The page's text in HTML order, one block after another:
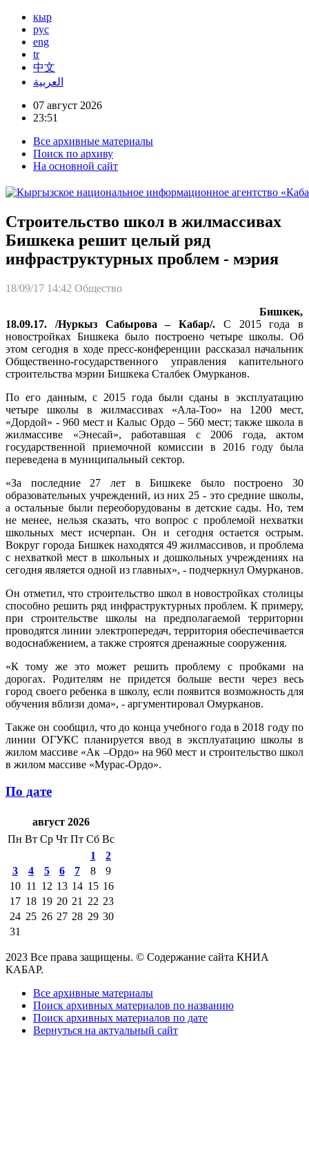
кыр
рус
eng
tr
中文
العربية
07 август 2026
23:51
Все архивные материалы
Поиск по архиву
На основной сайт
Строительство школ в жилмассивах
Бишкека решит целый ряд
инфраструктурных проблем - мэрия
18/09/17 14:42 Общество
Бишкек,
18.09.17. /Нуркыз Сабырова – Кабар/. C 2015 года в
новостройках Бишкека было построено четыре школы. Об
этом сегодня в ходе пресс-конференции рассказал начальник
Общественно-государственного управления капительного
строительства мэрии Бишкека Сталбек Омурканов.
По его данным, с 2015 года были сданы в эксплуатацию
четыре школы в жилмассивах «Ала-Тоо» на 1200 мест,
«Дордой» - 960 мест и Калыс Ордо – 560 мест; также школа в
жилмассиве «Энесай», работавшая с 2006 года, актом
государственной приемочной комиссии в 2016 году была
переведена в муниципальный сектор.
«За последние 27 лет в Бишкеке было построено 30
образовательных учреждений, из них 25 - это средние школы,
а остальные были переоборудованы в детские сады. Но, тем
не менее, нельзя сказать, что вопрос с проблемой нехватки
школьных мест исчерпан. Он и сегодня остается острым.
Вокруг города Бишкек находятся 49 жилмассивов, и проблема
с нехваткой мест в школьных и дошкольных учреждениях на
сегодня является одной из главных», - подчеркнул Омурканов.
Он отметил, что строительство школ в новостройках столицы
способно решить ряд инфраструктурных проблем. К примеру,
при строительстве школы на предполагаемой территории
проводятся линии электропередач, территория обеспечивается
водоснабжением, а также строятся дренажные сооружения.
«К тому же это может решить проблему с пробками на
дорогах. Родителям не придется больше вести через весь
город своего ребенка в школу, если появится возможность для
обучения вблизи дома», - аргументировал Омурканов.
Также он сообщил, что до конца учебного года в 2018 году по
линии ОГУКС планируется ввод в эксплуатацию школы в
жилом массиве «Ак –Ордо» на 960 мест и строительство школ
в жилом массиве «Мурас-Ордо».
По дате
август 2026
Пн Вт Ср Чт Пт Сб Вс
1
2
3
4 5 6 7 8
9
10 11 12 13 14 15 16
17 18 19 20 21 22 23
24 25 26 27 28 29 30
31
2023 Все права защищены. © Содержание сайта КНИА
КАБАР.
Все архивные материалы
Поиск архивных материалов по названию
Поиск архивных материалов по дате
Вернуться на актуальный сайт